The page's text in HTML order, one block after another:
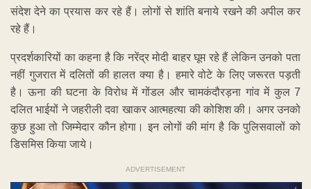
संदेश देने का प्रयास कर रहे हैं। लोगों से शांति बनाये रखने की अपील कर
रहे हैं।
प्रदर्शकारियों का कहना है कि नरेंद्र मोदी बाहर घूम रहे हैं लेकिन उनको पता
नहीं गुजरात में दलितों की हालत क्या है। हमारे वोटे के लिए जरूरत पड़ती
है। ऊना की घटना के विरोध में गोंडल और चामकंदौरड़ना गांव में कुल 7
दलित भाईयों ने जहरीली दवा खाकर आत्महत्या की कोशिश की। अगर उनको
कुछ हुआ तो जिम्मेदार कौन होगा। इन लोगों की मांग है कि पुलिसवालों को
डिसमिस किया जाये।
ADVERTISEMENT